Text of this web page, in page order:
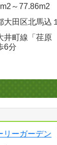
2 ～77.86m2
大田区北馬込１
井町線「荏原
6分
リーガーデン